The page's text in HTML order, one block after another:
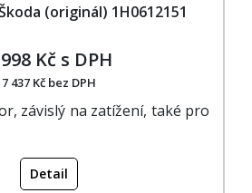
(originál) 1H0612151
Kč s DPH
7 437 Kč bez DPH
závislý na zatížení, také pro
Detail